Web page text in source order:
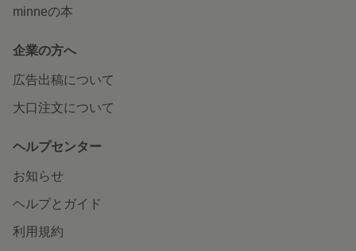
minneの本
企業の方へ
広告出稿について
大口注文について
ヘルプセンター
お知らせ
ヘルプとガイド
利用規約